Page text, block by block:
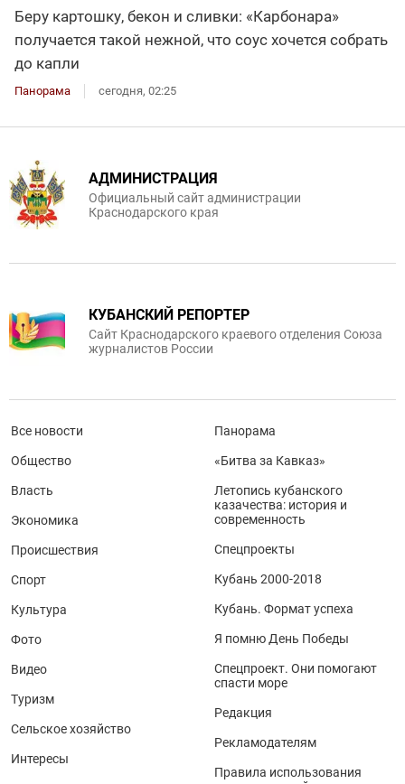
Беру картошку, бекон и сливки: «Карбонара»
получается такой нежной, что соус хочется собрать
до капли
Панорама сегодня, 02:25
АДМИНИСТРАЦИЯ
Официальный сайт администрации
Краснодарского края
КУБАНСКИЙ РЕПОРТЕР
Сайт Краснодарского краевого отделения Союза
журналистов России
Все новости
Общество
Власть
Экономика
Происшествия
Спорт
Культура
Фото
Видео
Туризм
Сельское хозяйство
Интересы
Панорама
«Битва за Кавказ»
Летопись кубанского
казачества: история и
современность
Спецпроекты
Кубань 2000-2018
Кубань. Формат успеха
Я помню День Победы
Спецпроект. Они помогают
спасти море
Редакция
Рекламодателям
Правила использования